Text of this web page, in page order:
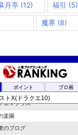
月亭 (12) 福引 (5)
魔界 (8)
ポイント ブロ画
信草紙
エ10ぱふぱふの向こう側
エＸプラス
楽園
のブログ